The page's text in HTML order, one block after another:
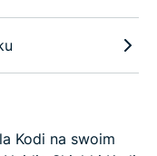
Kodi na swoim